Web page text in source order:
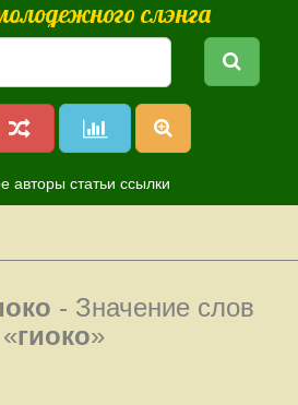
слэнга
авторы статьи ссылки
- Значение слов
«гиоко»